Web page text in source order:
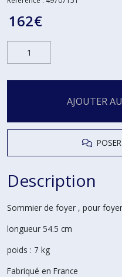
162€
AJOUTER
POSER
Description
Sommier de foyer , pour
longueur 54.5 cm
poids : 7 kg
Fabriqué en France